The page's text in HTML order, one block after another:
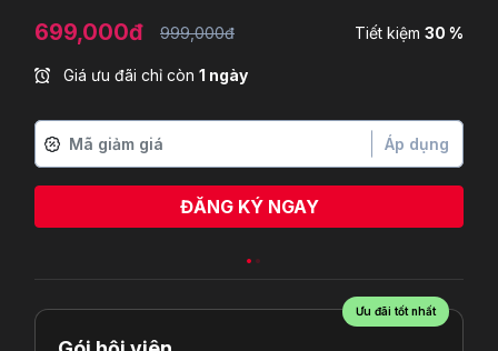
699,000đ 999,000đ Tiết kiệm 30 %
Giá ưu đãi chỉ còn 1 ngày
Áp dụng
ĐĂNG KÝ NGAY
Ưu đãi tốt nhất